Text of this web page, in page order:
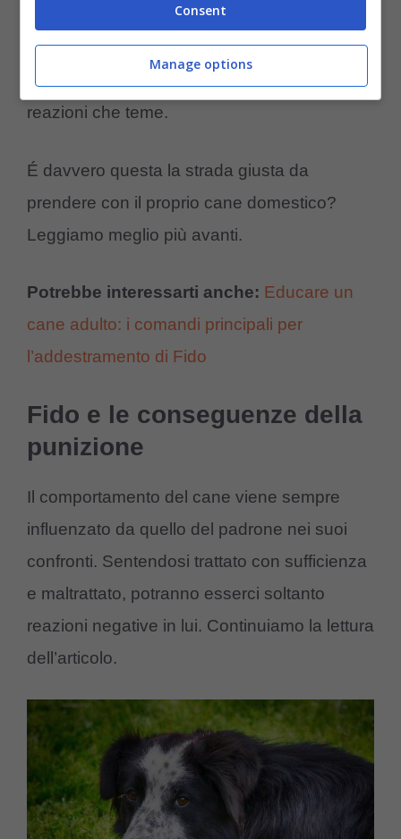
quale credeva in un rapporto confidenziale e
positivo sviluppato con l’umano, inizierà a
muoversi incerto e confuso,
reazioni che teme.
É davvero questa la strada giusta da
prendere con il proprio cane domestico?
Leggiamo meglio più avanti.
Potrebbe interessarti anche: Educare un
cane adulto: i comandi principali per
l’addestramento di Fido
Fido e le conseguenze della
punizione
Il comportamento del cane viene sempre
influenzato da quello del padrone nei suoi
confronti. Sentendosi trattato con sufficienza
e maltrattato, potranno esserci soltanto
reazioni negative in lui. Continuiamo la lettura
dell’articolo.
Consent
Manage options